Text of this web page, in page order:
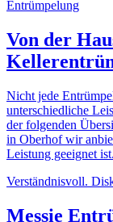
Von der
Nicht jede
unterschiedliche
der folgenden
in Oberhof wir
Leistung geeignet ist.
Verständnisvoll.
Messie